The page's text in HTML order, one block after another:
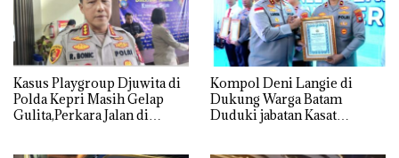
Kasus Playgroup Djuwita di
Polda Kepri Masih Gelap
Gulita,Perkara Jalan di
Kompol Deni Langie di
Dukung Warga Batam
Duduki jabatan Kasat